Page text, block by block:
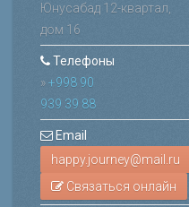
Юнусабад 12-квартал,
дом 16
Телефоны
»+998 90
939 39 88
Email
Связаться онлайн